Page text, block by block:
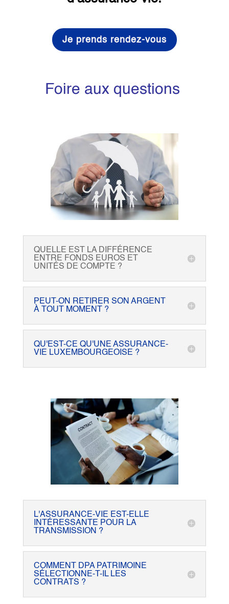
Je prends rendez-vous
Foire aux questions
QUELLE EST LA DIFFÉRENCE
ENTRE FONDS EUROS ET
UNITÉS DE COMPTE ?
PEUT-ON RETIRER SON ARGENT
À TOUT MOMENT ?
QU'EST-CE QU'UNE ASSURANCE-
VIE LUXEMBOURGEOISE ?
L'ASSURANCE-VIE EST-ELLE
INTÉRESSANTE POUR LA
TRANSMISSION ?
COMMENT DPA PATRIMOINE
SÉLECTIONNE-T-IL LES
CONTRATS ?